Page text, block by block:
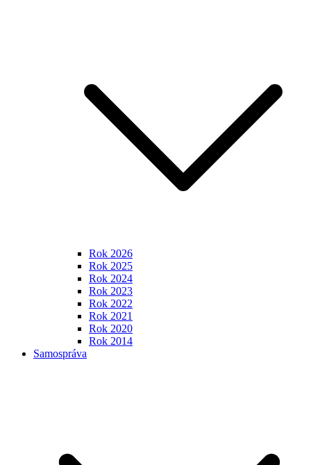
Rok 2026
Rok 2025
Rok 2024
Rok 2023
Rok 2022
Rok 2021
Rok 2020
Rok 2014
Samospráva